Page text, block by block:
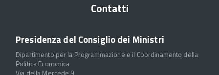
Contatti
Presidenza del Consiglio dei Ministri
Dipartimento per la Programmazione e il Coordinamento della
Politica Economica
Via della Mercede 9